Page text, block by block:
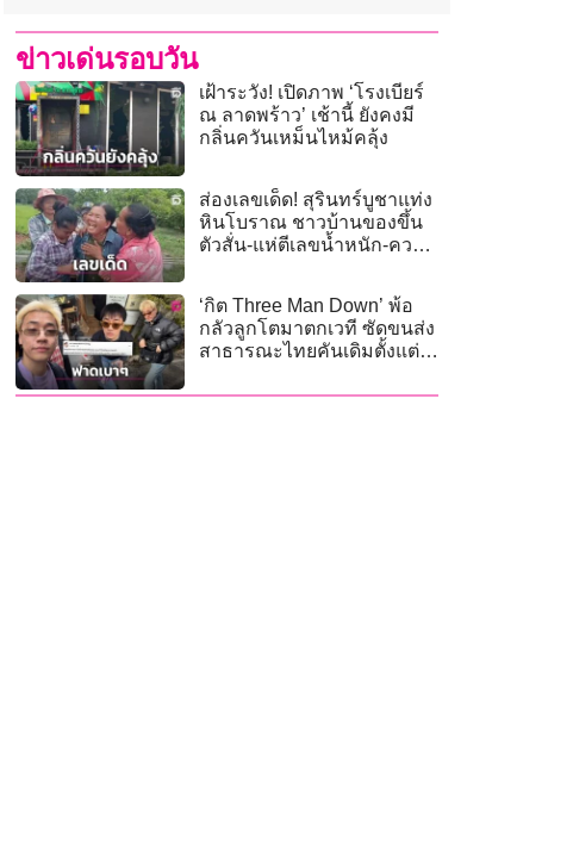
ข่าวเด่นรอบวัน
เฝ้าระวัง! เปิดภาพ ‘โรงเบียร์
ณ ลาดพร้าว’ เช้านี้ ยังคงมี
กลิ่นควันเหม็นไหม้คลุ้ง
ส่องเลขเด็ด! สุรินทร์บูชาแท่ง
หินโบราณ ชาวบ้านของขึ้น
ตัวสั่น-แห่ตีเลขน้ำหนัก-ความ
‘กิต Three Man Down’ พ้อ
กลัวลูกโตมาตกเวที ซัดขนส่ง
สาธารณะไทยคันเดิมตั้งแต่